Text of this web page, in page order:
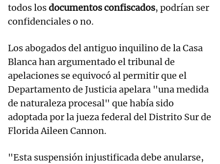
todos losdocumentos confiscados, podrían ser
confidenciales o no.
Los abogados del antiguo inquilino de la Casa
Blanca han argumentado el tribunal de
apelaciones se equivocó al permitir que el
Departamento de Justicia apelara "una medida
de naturaleza procesal" que había sido
adoptada por la jueza federal del Distrito Sur de
Florida Aileen Cannon.
"Esta suspensión injustificada debe anularse,